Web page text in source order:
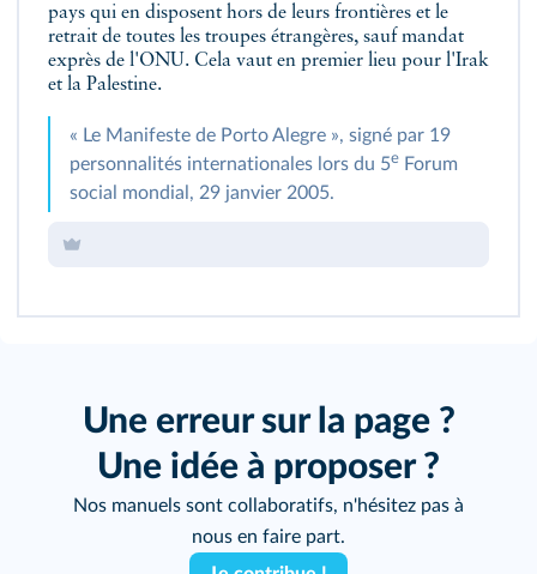
pays qui en disposent hors de leurs frontières et le
retrait de toutes les troupes étrangères, sauf mandat
exprès de l'ONU. Cela vaut en premier lieu pour l'Irak
et la Palestine.
« Le Manifeste de Porto Alegre », signé par 19
personnalités internationales lors du 5e Forum
social mondial, 29 janvier 2005.
Une erreur sur la page ?
Une idée à proposer ?
Nos manuels sont collaboratifs, n'hésitez pas à
nous en faire part.